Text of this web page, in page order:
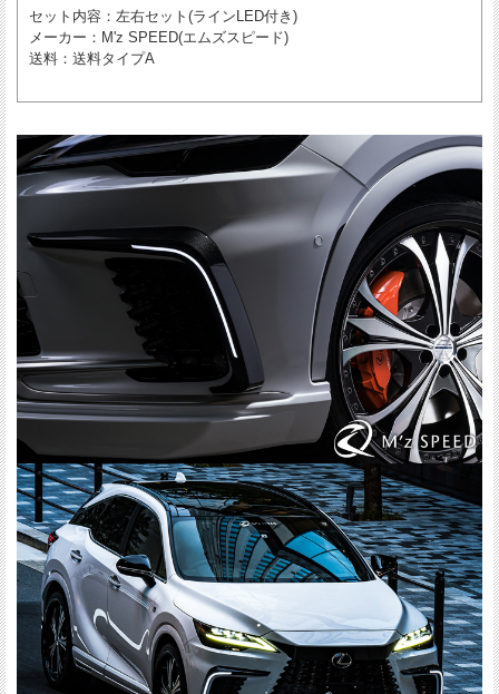
セット内容 ：左右セット(ラインLED付き)
メーカー ：M'z SPEED(エムズスピード)
送料 ：送料タイプA